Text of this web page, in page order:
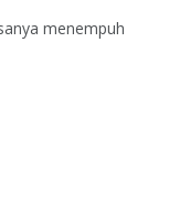
menempuh